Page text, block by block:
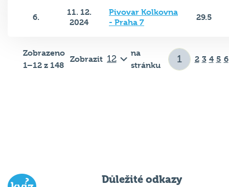
6.
11. 12.
2024
Pivovar Kolkovna
- Praha 7
29.5
Zobrazeno
1–12 z 148
Zobrazit
na
stránku
2 3 4 5 6
Důležité odkazy